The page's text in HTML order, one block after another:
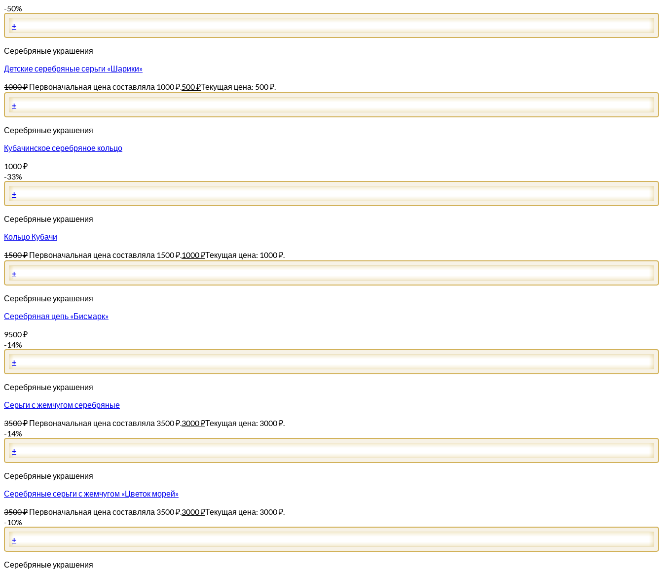
-50%
+
Серебряные украшения
Детские серебряные серьги «Шарики»
1000₽ Первоначальная цена составляла 1000 ₽. 500₽Текущая цена: 500 ₽.
+
Серебряные украшения
Кубачинское серебряное кольцо
1000₽
-33%
+
Серебряные украшения
Кольцо Кубачи
1500₽ Первоначальная цена составляла 1500 ₽. 1000₽Текущая цена: 1000 ₽.
+
Серебряные украшения
Серебряная цепь «Бисмарк»
9500₽
-14%
+
Серебряные украшения
Серьги с жемчугом серебряные
3500₽ Первоначальная цена составляла 3500 ₽. 3000₽Текущая цена: 3000 ₽.
-14%
+
Серебряные украшения
Серебряные серьги с жемчугом «Цветок морей»
3500₽ Первоначальная цена составляла 3500 ₽. 3000₽Текущая цена: 3000 ₽.
-10%
+
Серебряные украшения